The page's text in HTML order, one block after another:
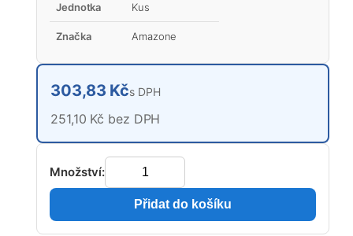
Jednotka Kus
Značka Amazone
303,83 Kčs DPH
251,10 Kč bez DPH
Množství:
Přidat do košíku